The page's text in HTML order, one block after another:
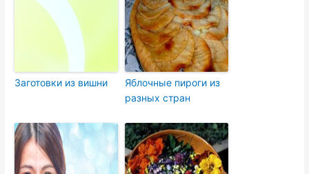
Заготовки из вишни
Яблочные пироги из
разных стран